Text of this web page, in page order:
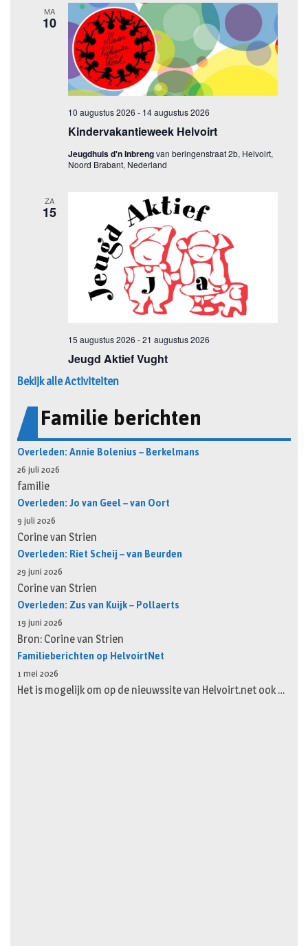
Bekijk alle Activiteiten
Familie berichten
Overleden: Annie Bolenius – Berkelmans
26 juli 2026
familie
Overleden: Jo van Geel – van Oort
9 juli 2026
Corine van Strien
Overleden: Riet Scheij – van Beurden
29 juni 2026
Corine van Strien
Overleden: Zus van Kuijk – Pollaerts
19 juni 2026
Bron: Corine van Strien
Familieberichten op HelvoirtNet
1 mei 2026
Het is mogelijk om op de nieuwssite van Helvoirt.net ook …